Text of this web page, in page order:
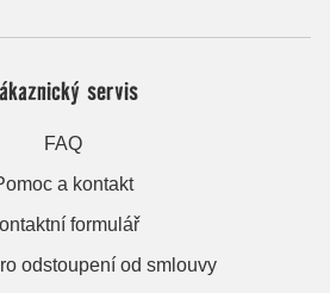
servis
FAQ
a kontakt
formulář
odstoupení od smlouvy